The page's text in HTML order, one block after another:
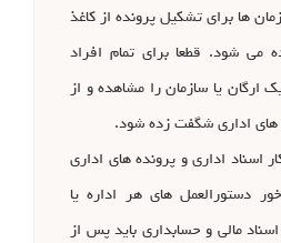
ها برای تشکیل پرونده از کاغذ
می شود. قطعا برای تمام افراد
ارگان یا سازمان را مشاهده و از
های اداری شگفت زده شود.
اسناد اداری و پرونده های اداری
دستورالعمل های هر اداره یا
مالی و حسابداری باید پس از